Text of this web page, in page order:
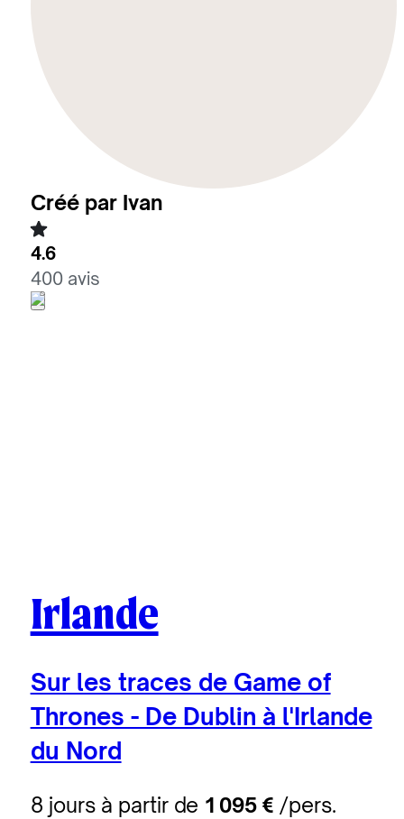
Créé par Ivan
4.6
400 avis
Irlande
Sur les traces de Game of
Thrones - De Dublin à l'Irlande
du Nord
8 jours à partir de 1 095 € /pers.